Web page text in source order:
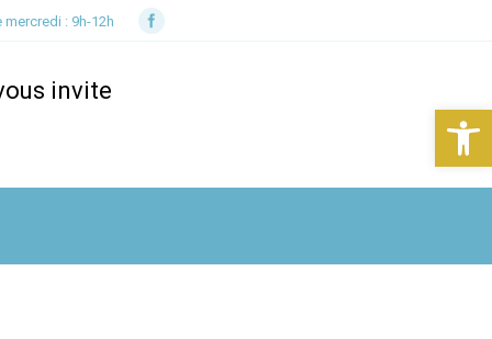
mercredi : 9h-12h
invite